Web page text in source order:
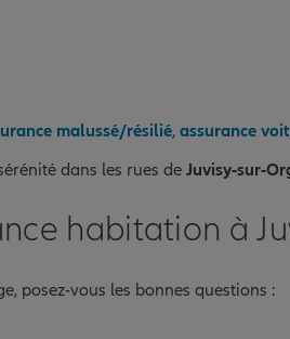
malussé/résilié, assurance
dans les rues de Juvisy-sur-
habitation à
posez-vous les bonnes questions :